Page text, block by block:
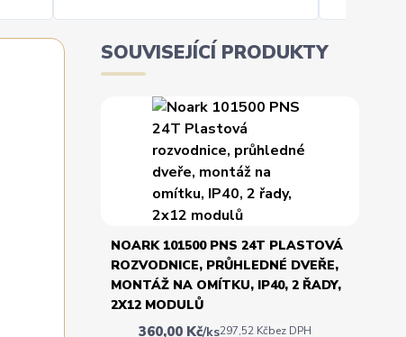
SOUVISEJÍCÍ PRODUKTY
NOARK 101500 PNS 24T PLASTOVÁ
ROZVODNICE, PRŮHLEDNÉ DVEŘE,
MONTÁŽ NA OMÍTKU, IP40, 2 ŘADY,
2X12 MODULŮ
360,00 Kč/ks297,52 Kčbez DPH